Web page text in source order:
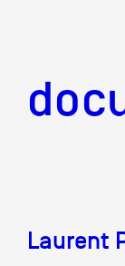
Laurent